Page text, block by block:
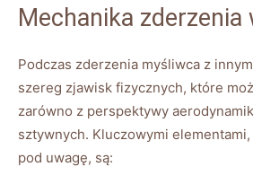
Mechanika zderzenia
Podczas zderzenia myśliwca z
szereg zjawisk fizycznych, które
zarówno z perspektywy
sztywnych. Kluczowymi
pod uwagę, są: